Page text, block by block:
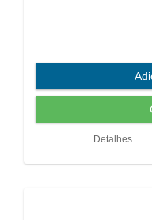
Detalhes